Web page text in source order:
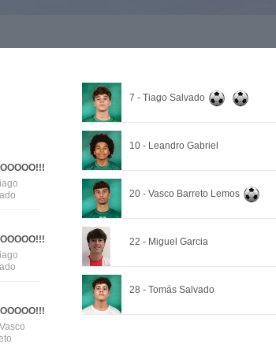
7 - Tiago Salvado
10 - Leandro Gabriel
20 - Vasco Barreto Lemos
22 - Miguel Garcia
28 - Tomás Salvado